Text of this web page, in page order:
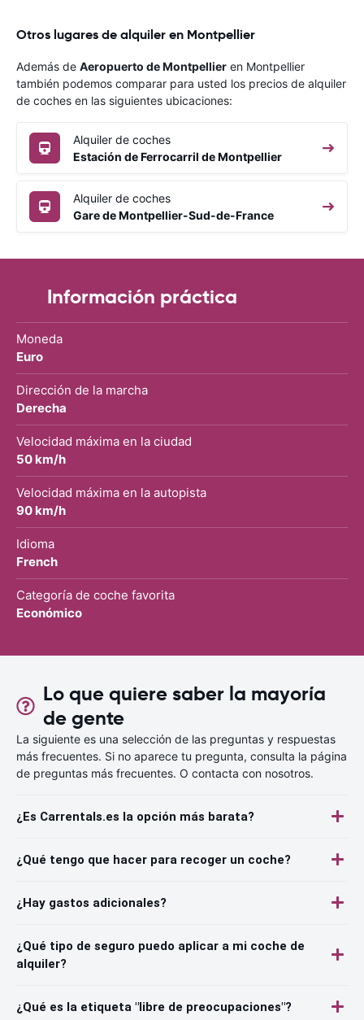
Otros lugares de alquiler en Montpellier
Además de Aeropuerto de Montpellier en Montpellier
también podemos comparar para usted los precios de alquiler
de coches en las siguientes ubicaciones:
Alquiler de coches
Estación de Ferrocarril de Montpellier
Alquiler de coches
Gare de Montpellier-Sud-de-France
Información práctica
Moneda
Euro
Dirección de la marcha
Derecha
Velocidad máxima en la ciudad
50 km/h
Velocidad máxima en la autopista
90 km/h
Idioma
French
Categoría de coche favorita
Económico
Lo que quiere saber la mayoría
de gente
La siguiente es una selección de las preguntas y respuestas
más frecuentes. Si no aparece tu pregunta, consulta la página
de preguntas más frecuentes. O contacta con nosotros.
¿Es Carrentals.es la opción más barata?
¿Qué tengo que hacer para recoger un coche?
¿Hay gastos adicionales?
¿Qué tipo de seguro puedo aplicar a mi coche de
alquiler?
¿Qué es la etiqueta "libre de preocupaciones"?